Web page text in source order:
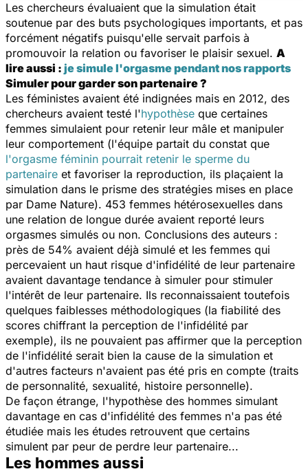
Les chercheurs évaluaient que la simulation était
soutenue par des buts psychologiques importants, et pas
forcément négatifs puisqu'elle servait parfois à
promouvoir la relation ou favoriser le plaisir sexuel. A
lire aussi : je simule l'orgasme pendant nos rapports
Simuler pour garder son partenaire ?
Les féministes avaient été indignées mais en 2012, des
chercheurs avaient testé l'hypothèse que certaines
femmes simulaient pour retenir leur mâle et manipuler
leur comportement (l'équipe partait du constat que
l'orgasme féminin pourrait retenir le sperme du
partenaire et favoriser la reproduction, ils plaçaient la
simulation dans le prisme des stratégies mises en place
par Dame Nature). 453 femmes hétérosexuelles dans
une relation de longue durée avaient reporté leurs
orgasmes simulés ou non. Conclusions des auteurs :
près de 54% avaient déjà simulé et les femmes qui
percevaient un haut risque d'infidélité de leur partenaire
avaient davantage tendance à simuler pour stimuler
l'intérêt de leur partenaire. Ils reconnaissaient toutefois
quelques faiblesses méthodologiques (la fiabilité des
scores chiffrant la perception de l'infidélité par
exemple), ils ne pouvaient pas affirmer que la perception
de l'infidélité serait bien la cause de la simulation et
d'autres facteurs n'avaient pas été pris en compte (traits
de personnalité, sexualité, histoire personnelle).
De façon étrange, l'hypothèse des hommes simulant
davantage en cas d'infidélité des femmes n'a pas été
étudiée mais les études retrouvent que certains
simulent par peur de perdre leur partenaire...
Les hommes aussi